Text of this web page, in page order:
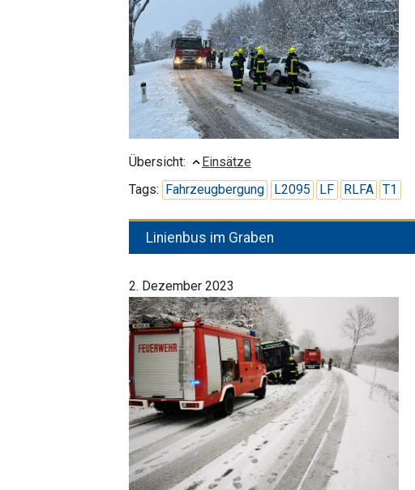
Übersicht:
Einsätze
Tags:
Fahrzeugbergung L2095 LF RLFA T1
Linienbus im Graben
2. Dezember 2023